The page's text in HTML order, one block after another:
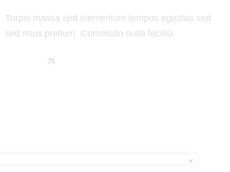
Turpis massa sed elementum tempus egestas sed
sed risus pretium. Commodo nulla facilisi.